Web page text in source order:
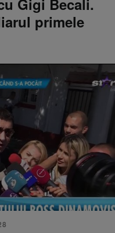
Gigi Becali.
primele